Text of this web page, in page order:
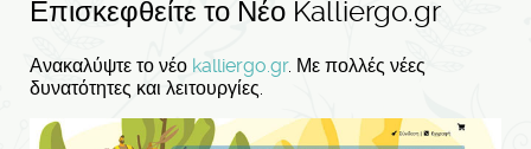
Επισκεφθείτε το Νέο Kalliergo.gr
Ανακαλύψτε το νέο kalliergo.gr. Με πολλές νέες
δυνατότητες και λειτουργίες.